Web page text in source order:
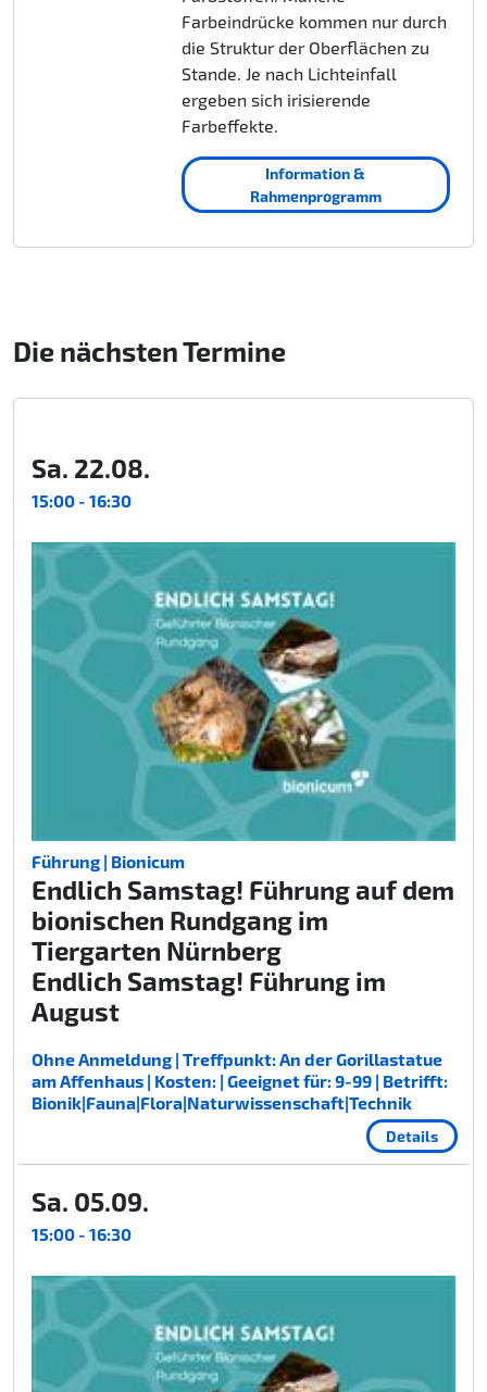
Farbeindrücke kommen nur durch
die Struktur der Oberflächen zu
Stande. Je nach Lichteinfall
ergeben sich irisierende
Farbeffekte.
Information &
Rahmenprogramm
Die nächsten Termine
Sa. 22.08.
15:00 - 16:30
Führung | Bionicum
Endlich Samstag! Führung auf dem
bionischen Rundgang im
Tiergarten Nürnberg
Endlich Samstag! Führung im
August
Ohne Anmeldung | Treffpunkt: An der Gorillastatue
am Affenhaus | Kosten: | Geeignet für: 9-99 | Betrifft:
Bionik|Fauna|Flora|Naturwissenschaft|Technik
Details
Sa. 05.09.
15:00 - 16:30